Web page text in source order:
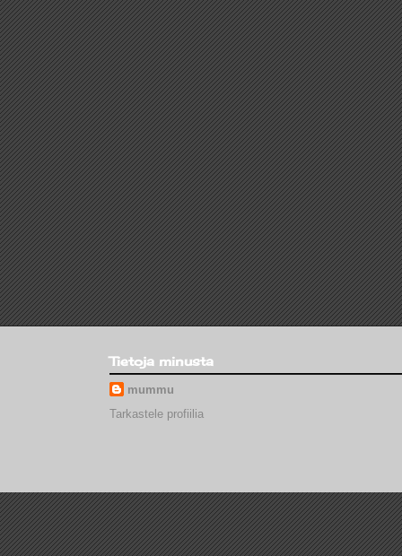
Tietoja minusta
mummu
Tarkastele profiilia